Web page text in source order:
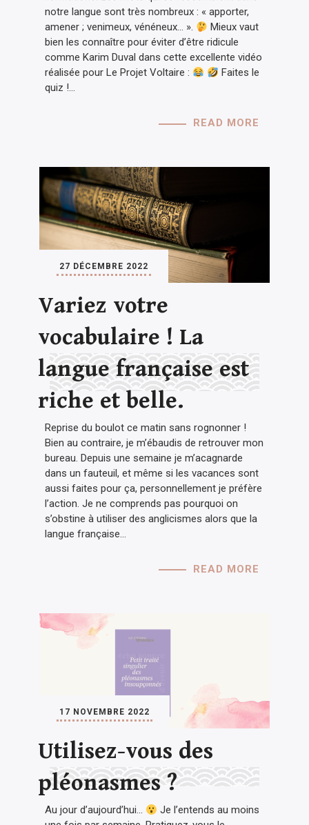
notre langue sont très nombreux : « apporter,
amener ; venimeux, vénéneux… ».
Mieux vaut
bien les connaître pour éviter d’être ridicule
comme Karim Duval dans cette excellente vidéo
réalisée pour Le Projet Voltaire :
Faites le
quiz !…
READ MORE
27 DÉCEMBRE 2022
Variez votre
vocabulaire ! La
langue française est
riche et belle.
Reprise du boulot ce matin sans rognonner !
Bien au contraire, je m’ébaudis de retrouver mon
bureau. Depuis une semaine je m’acagnarde
dans un fauteuil, et même si les vacances sont
aussi faites pour ça, personnellement je préfère
l’action. Je ne comprends pas pourquoi on
s’obstine à utiliser des anglicismes alors que la
langue française…
READ MORE
17 NOVEMBRE 2022
Utilisez-vous des
pléonasmes ?
Au jour d’aujourd’hui…
Je l’entends au moins